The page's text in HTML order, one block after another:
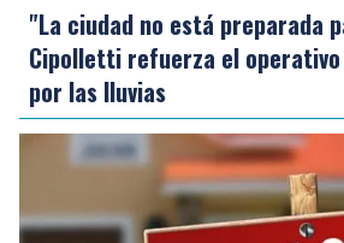
"La ciudad no está preparada
Cipolletti refuerza el
por las lluvias